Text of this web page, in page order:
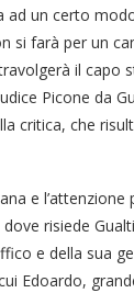
un certo
farà per un
il
Picone da
critica, che
e l’attenzione
risiede
e della sua
Edoardo,
“Il